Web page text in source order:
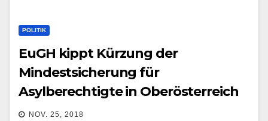
POLITIK
EuGH kippt Kürzung der
Mindestsicherung für
Asylberechtigte in Oberösterreich
NOV. 25, 2018